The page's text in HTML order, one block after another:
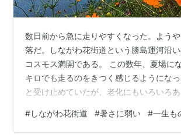
数日前から急に走りやすくなった。よう
落だ。しながわ花街道という勝島運河沿い
コスモス満開である。 この数年、夏場に
キロでも走るのをきつく感じるようにな
と受け止めていたが、老化にもいろいろ
追い込めなくなるだけで、涼しくなるとあ
#しながわ花街道 #暑さに弱い #一生も